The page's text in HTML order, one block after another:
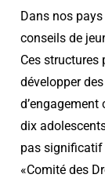
Dans nos
conseils de
Ces structures
développer
dix
pas
«Comité des